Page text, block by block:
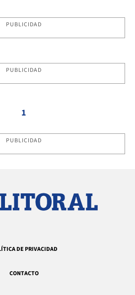
PUBLICIDAD
PUBLICIDAD
1
PUBLICIDAD
DE PRIVACIDAD
CONTACTO